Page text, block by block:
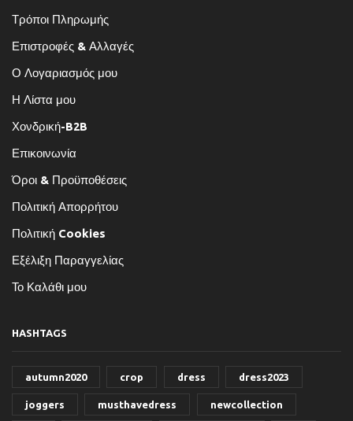
Τρόποι Πληρωμής
Επιστροφές & Αλλαγές
Ο Λογαριασμός μου
Η Λίστα μου
Χονδρική-B2B
Επικοινωνία
Όροι & Προϋποθέσεις
Πολιτική Απορρήτου
Πολιτική Cookies
Εξέλιξη Παραγγελίας
Το Καλάθι μου
HASHTAGS
autumn2020 crop dress dress2023
joggers musthavedress newcollection